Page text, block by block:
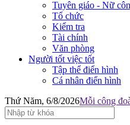
Tuyên giáo - Nữ
Tổ chức
Kiểm tra
Tài chính
Văn phòng
Người tốt việc tốt
Tập thể điển hình
Cá nhân điển hình
Thứ Năm, 6/8/2026Mỗi công